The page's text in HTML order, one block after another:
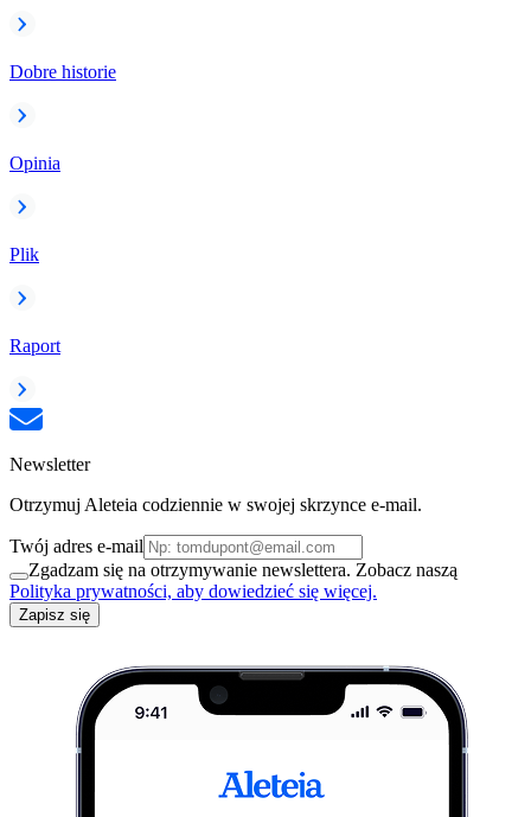
Dobre historie
Opinia
Plik
Raport
Newsletter
Otrzymuj Aleteia codziennie w swojej skrzynce e-mail.
Twój adres e-mail
Zgadzam się na otrzymywanie newslettera. Zobacz naszą
Polityka prywatności, aby dowiedzieć się więcej.
Zapisz się